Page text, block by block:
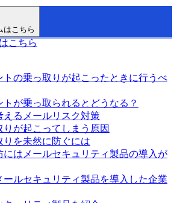
はこちら
こちら
トの乗っ取りが起こったときに行うべ
トが乗っ取られるとどうなる？
えるメールリスク対策
りが起こってしまう原因
りを未然に防ぐには
にはメールセキュリティ製品の導入が
ールセキュリティ製品を導入した企業